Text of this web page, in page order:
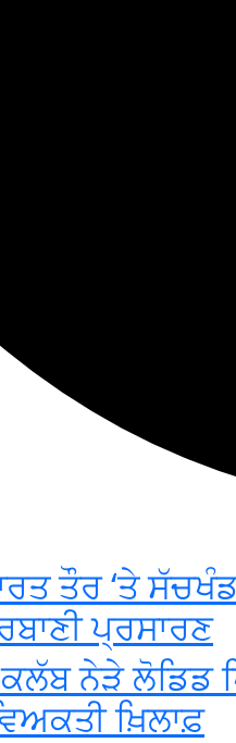
ਤੌਰ ‘ਤੇ
ਪ੍ਰਸਾਰਣ
ਨੇੜੇ ਲੋਡਿਡ
ਖ਼ਿਲਾਫ਼